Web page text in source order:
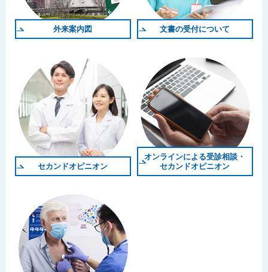
外来案内図 文書の受付について
セカンドオピニオン
オンラインによる受診相談・
セカンドオピニオン